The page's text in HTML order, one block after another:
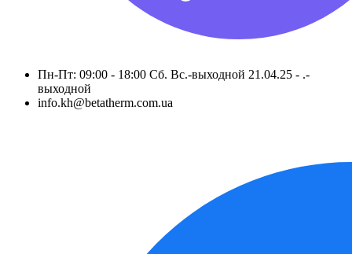
Пн-Пт: 09:00 - 18:00 Сб. Вс.-выходной 21.04.25 - .-
выходной
info.kh@betatherm.com.ua